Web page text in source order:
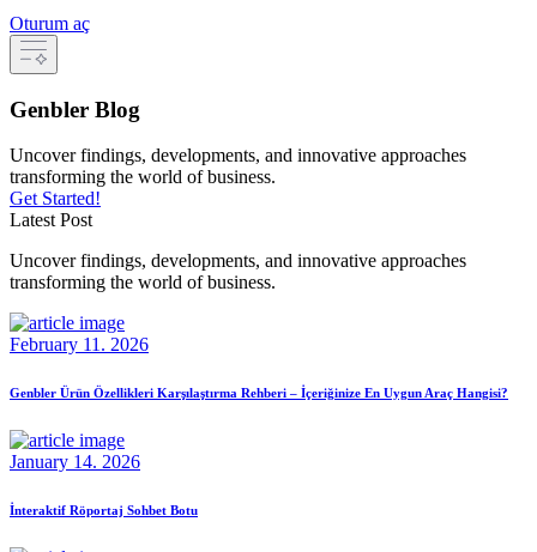
Oturum aç
Genbler Blog
Uncover findings, developments, and innovative approaches
transforming the world of business.
Get Started!
Latest Post
Uncover findings, developments, and innovative approaches
transforming the world of business.
February 11. 2026
Genbler Ürün Özellikleri Karşılaştırma Rehberi – İçeriğinize En Uygun Araç Hangisi?
January 14. 2026
İnteraktif Röportaj Sohbet Botu